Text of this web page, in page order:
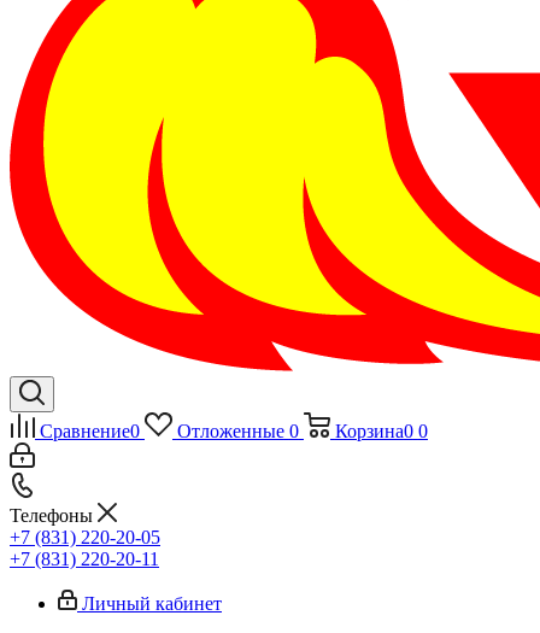
Сравнение0 Отложенные 0 Корзина0 0
Телефоны
+7 (831) 220-20-05
+7 (831) 220-20-11
Личный кабинет